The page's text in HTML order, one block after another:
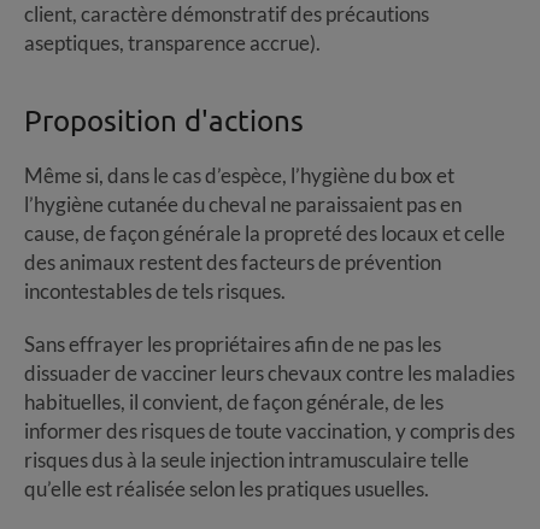
client, caractère démonstratif des précautions
aseptiques, transparence accrue).
Proposition d'actions
Même si, dans le cas d’espèce, l’hygiène du box et
l’hygiène cutanée du cheval ne paraissaient pas en
cause, de façon générale la propreté des locaux et celle
des animaux restent des facteurs de prévention
incontestables de tels risques.
Sans effrayer les propriétaires afin de ne pas les
dissuader de vacciner leurs chevaux contre les maladies
habituelles, il convient, de façon générale, de les
informer des risques de toute vaccination, y compris des
risques dus à la seule injection intramusculaire telle
qu’elle est réalisée selon les pratiques usuelles.